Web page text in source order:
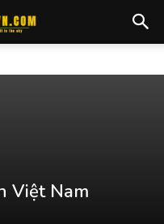
Việt Nam